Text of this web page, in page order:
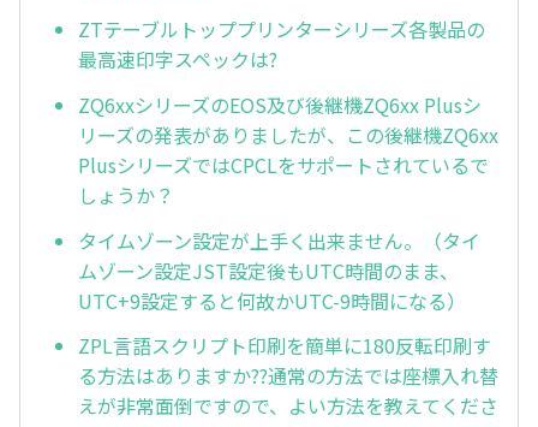
ZTテーブルトッププリンターシリーズ各製品の
最高速印字スペックは?
ZQ6xxシリーズのEOS及び後継機ZQ6xx Plusシ
リーズの発表がありましたが、この後継機ZQ6xx
PlusシリーズではCPCLをサポートされているで
しょうか？
タイムゾーン設定が上手く出来ません。（タイ
ムゾーン設定JST設定後もUTC時間のまま、
UTC+9設定すると何故かUTC-9時間になる）
ZPL言語スクリプト印刷を簡単に180反転印刷す
る方法はありますか??通常の方法では座標入れ替
えが非常面倒ですので、よい方法を教えてくださ